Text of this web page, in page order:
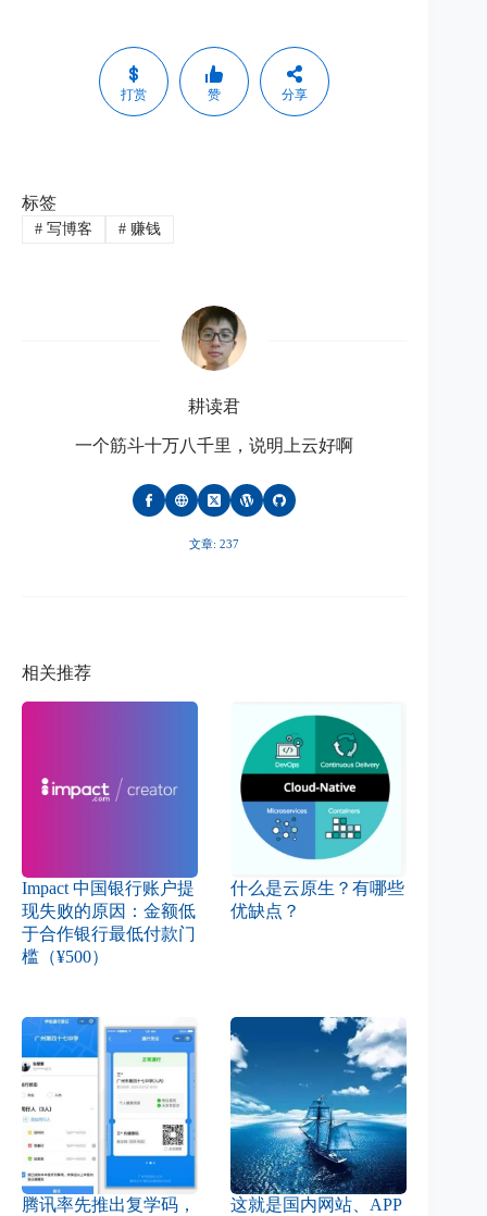
打赏 赞 分享
标签
#写博客 #赚钱
耕读君
一个筋斗十万八千里，说明上云好啊
文章: 237
相关推荐
Impact 中国银行账户提
现失败的原因：金额低
于合作银行最低付款门
槛（¥500）
什么是云原生？有哪些
优缺点？
腾讯率先推出复学码，
这就是国内网站、APP